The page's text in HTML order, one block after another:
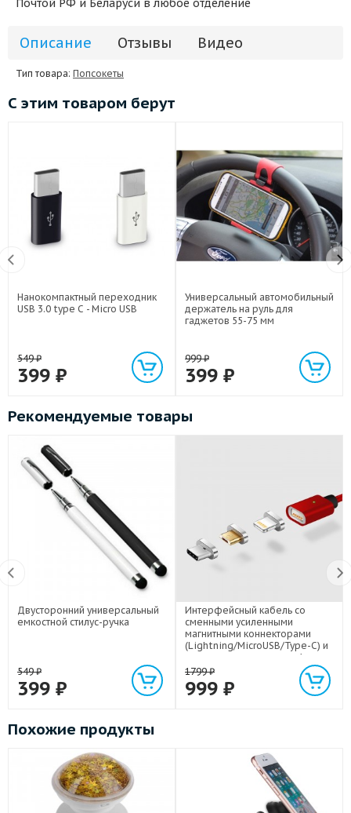
Почтой РФ и Беларуси в любое отделение
Описание Отзывы Видео
Тип товара: Попсокеты
С этим товаром берут
Нанокомпактный переходник
USB 3.0 type C - Micro USB
549₽
399 ₽
Универсальный автомобильный
держатель на руль для
гаджетов 55-75 мм
999₽
399 ₽
Рекомендуемые товары
Двусторонний универсальный
емкостной стилус-ручка
549₽
399 ₽
Интерфейсный кабель со
сменными усиленными
магнитными коннекторами
(Lightning/MicroUSB/Type-C) и
световым индикатором 1м
1799₽
999 ₽
Похожие продукты